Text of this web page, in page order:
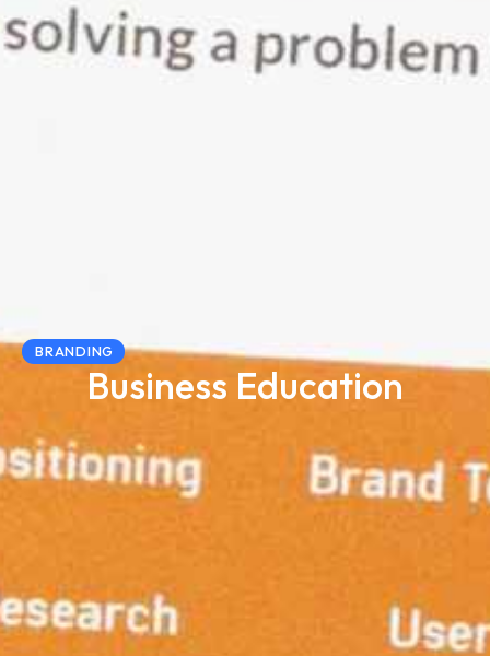
BRANDING
Business Education